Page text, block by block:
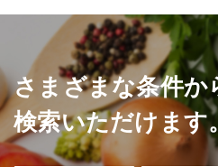
さまざまな条件か
検索いただけます